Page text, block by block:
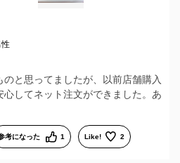
性
のと思ってましたが、以前店舗購入
心してネット注文ができました。あ
考になった 1 Like! 2